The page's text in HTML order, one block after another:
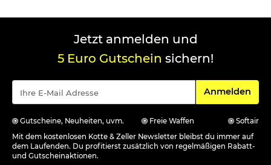
Jetzt anmelden und
5 Euro Gutschein sichern!
Für den
Anmelden
Gutscheine, Neuheiten, uvm. Freie Waffen
Softair
Mit dem kostenlosen Kotte & Zeller Newsletter bleibst du immer auf
dem Laufenden. Du profitierst zusätzlich von regelmäßigen Rabatt-
und Gutscheinaktionen.